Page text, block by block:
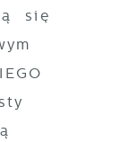
się